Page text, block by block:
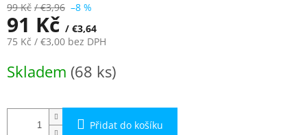
99 Kč / €3,96 –8 %
91 Kč / €3,64
75 Kč / €3,00 bez DPH
cena:
Skladem (68 ks)
Přidat do košíku